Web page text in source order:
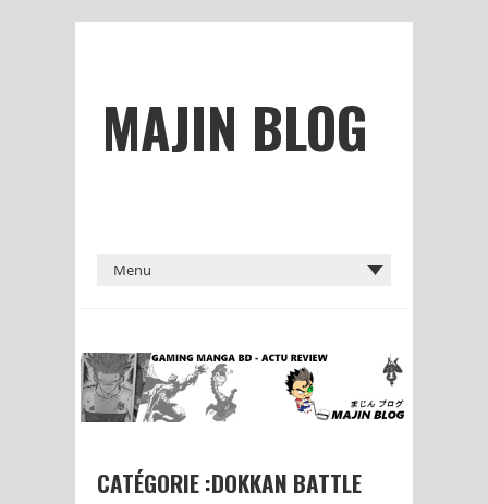
MAJIN BLOG
CATÉGORIE :DOKKAN BATTLE